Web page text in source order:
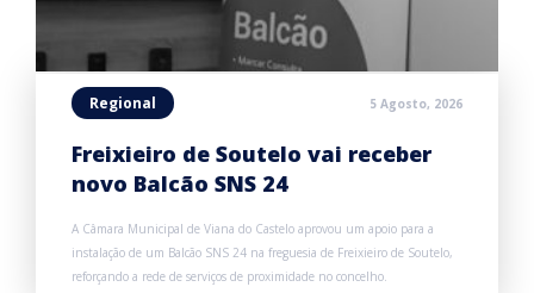
Regional 5 Agosto, 2026
Freixieiro de Soutelo vai receber
novo Balcão SNS 24
A Câmara Municipal de Viana do Castelo aprovou um apoio para a
instalação de um Balcão SNS 24 na freguesia de Freixieiro de Soutelo,
reforçando a rede de serviços de proximidade no concelho.